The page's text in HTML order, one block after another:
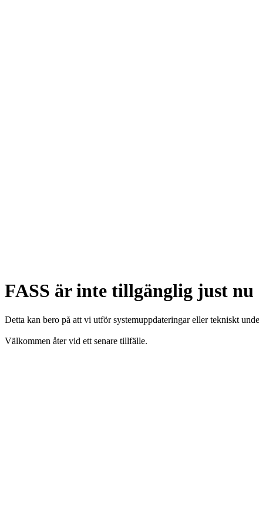
FASS är inte tillgänglig just nu
Detta kan bero på att vi utför systemuppdateringar eller tekniskt
Välkommen åter vid ett senare tillfälle.